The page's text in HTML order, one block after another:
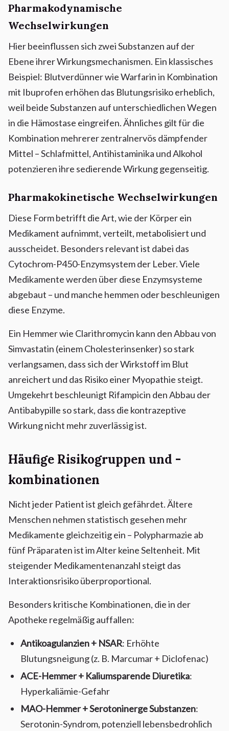
Pharmakodynamische
Wechselwirkungen
Hier beeinflussen sich zwei Substanzen auf der
Ebene ihrer Wirkungsmechanismen. Ein klassisches
Beispiel: Blutverdünner wie Warfarin in Kombination
mit Ibuprofen erhöhen das Blutungsrisiko erheblich,
weil beide Substanzen auf unterschiedlichen Wegen
in die Hämostase eingreifen. Ähnliches gilt für die
Kombination mehrerer zentralnervös dämpfender
Mittel – Schlafmittel, Antihistaminika und Alkohol
potenzieren ihre sedierende Wirkung gegenseitig.
Pharmakokinetische Wechselwirkungen
Diese Form betrifft die Art, wie der Körper ein
Medikament aufnimmt, verteilt, metabolisiert und
ausscheidet. Besonders relevant ist dabei das
Cytochrom-P450-Enzymsystem der Leber. Viele
Medikamente werden über diese Enzymsysteme
abgebaut – und manche hemmen oder beschleunigen
diese Enzyme.
Ein Hemmer wie Clarithromycin kann den Abbau von
Simvastatin (einem Cholesterinsenker) so stark
verlangsamen, dass sich der Wirkstoff im Blut
anreichert und das Risiko einer Myopathie steigt.
Umgekehrt beschleunigt Rifampicin den Abbau der
Antibabypille so stark, dass die kontrazeptive
Wirkung nicht mehr zuverlässig ist.
Häufige Risikogruppen und -
kombinationen
Nicht jeder Patient ist gleich gefährdet. Ältere
Menschen nehmen statistisch gesehen mehr
Medikamente gleichzeitig ein – Polypharmazie ab
fünf Präparaten ist im Alter keine Seltenheit. Mit
steigender Medikamentenanzahl steigt das
Interaktionsrisiko überproportional.
Besonders kritische Kombinationen, die in der
Apotheke regelmäßig auffallen:
Antikoagulanzien + NSAR: Erhöhte
Blutungsneigung (z. B. Marcumar + Diclofenac)
ACE-Hemmer + Kaliumsparende Diuretika:
Hyperkaliämie-Gefahr
MAO-Hemmer + Serotoninerge Substanzen:
Serotonin-Syndrom, potenziell lebensbedrohlich